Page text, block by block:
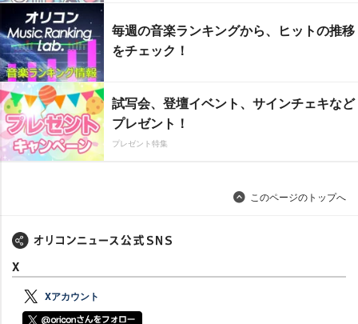
毎週の音楽ランキングから、ヒットの推移
をチェック！
試写会、登壇イベント、サインチェキなど
プレゼント！
プレゼント特集
このページのトップへ
X
Xアカウント